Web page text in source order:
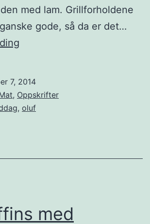
med lam. Grillforholdene
gode, så da er det…
o
k
n
7, 2014
, Oppskrifter
, oluf
med